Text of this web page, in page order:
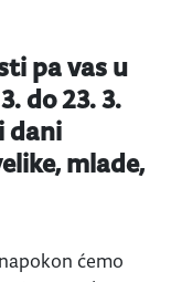
pa vas u
do 23. 3.
dani
mlade,
ćemo